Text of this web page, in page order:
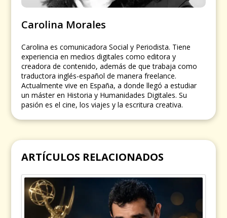
Carolina Morales
Carolina es comunicadora Social y Periodista. Tiene
experiencia en medios digitales como editora y
creadora de contenido, además de que trabaja como
traductora inglés-español de manera freelance.
Actualmente vive en España, a donde llegó a estudiar
un máster en Historia y Humanidades Digitales. Su
pasión es el cine, los viajes y la escritura creativa.
ARTÍCULOS RELACIONADOS